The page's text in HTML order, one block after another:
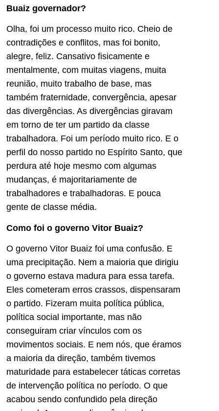
Buaiz governador?
Olha, foi um processo muito rico. Cheio de
contradições e conflitos, mas foi bonito,
alegre, feliz. Cansativo fisicamente e
mentalmente, com muitas viagens, muita
reunião, muito trabalho de base, mas
também fraternidade, convergência, apesar
das divergências. As divergências giravam
em torno de ter um partido da classe
trabalhadora. Foi um período muito rico. E o
perfil do nosso partido no Espírito Santo, que
perdura até hoje mesmo com algumas
mudanças, é majoritariamente de
trabalhadores e trabalhadoras. E pouca
gente de classe média.
Como foi o governo Vitor Buaiz?
O governo Vitor Buaiz foi uma confusão. E
uma precipitação. Nem a maioria que dirigiu
o governo estava madura para essa tarefa.
Eles cometeram erros crassos, dispensaram
o partido. Fizeram muita política pública,
política social importante, mas não
conseguiram criar vínculos com os
movimentos sociais. E nem nós, que éramos
a maioria da direção, também tivemos
maturidade para estabelecer táticas corretas
de intervenção política no período. O que
acabou sendo confundido pela direção